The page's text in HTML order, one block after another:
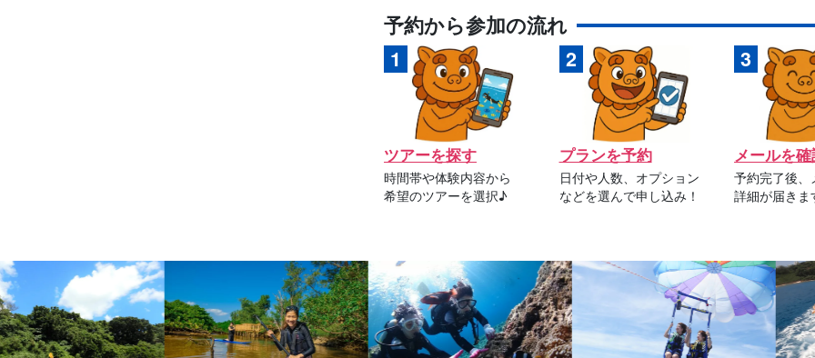
予約から参加の流れ
ツアーを探す
時間帯や体験内容から
希望のツアーを選択♪
プランを予約
日付や人数、オプション
などを選んで申し込み！
メールを
予約完了後、
詳細が届き